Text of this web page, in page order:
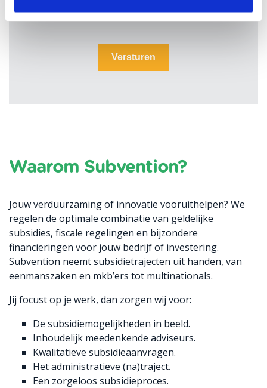
Versturen
Waarom Subvention?
Jouw verduurzaming of innovatie vooruithelpen? We
regelen de optimale combinatie van geldelijke
subsidies, fiscale regelingen en bijzondere
financieringen voor jouw bedrijf of investering.
Subvention neemt subsidietrajecten uit handen, van
eenmanszaken en mkb’ers tot multinationals.
Jij focust op je werk, dan zorgen wij voor:
De subsidiemogelijkheden in beeld.
Inhoudelijk meedenkende adviseurs.
Kwalitatieve subsidieaanvragen.
Het administratieve (na)traject.
Een zorgeloos subsidieproces.